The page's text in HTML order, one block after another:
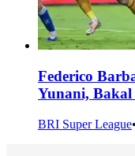
Federico
Yunani,
BRI Super League•